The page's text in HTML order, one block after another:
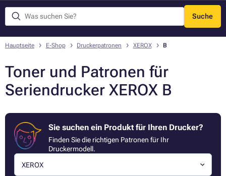
Suche
Menü
Hauptseite E-Shop Druckerpatronen XEROX B
Toner und Patronen für
Seriendrucker XEROX B
Sie suchen ein Produkt für Ihren Drucker?
Finden Sie die richtigen Patronen für Ihr
Druckermodell.
XEROX